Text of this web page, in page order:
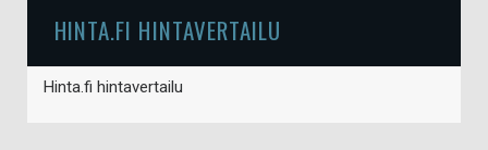
HINTA.FI HINTAVERTAILU
Hinta.fi hintavertailu